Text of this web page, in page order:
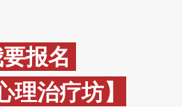
报名
理治疗坊】